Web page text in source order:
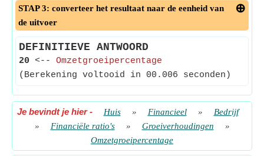
STAP 3: converteer het resultaat naar de eenheid van
de uitvoer
DEFINITIEVE ANTWOORD
20 <-- Omzetgroeipercentage
(Berekening voltooid in 00.006 seconden)
Je bevindt je hier- Huis » Financieel »
Bedrijf
»
Financiële ratio's » Groeiverhoudingen
»
Omzetgroeipercentage